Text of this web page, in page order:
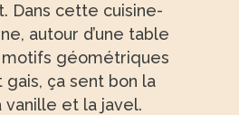
Dans cette cuisine-
autour d’une table
géométriques
ça sent bon la
vanille et la javel.